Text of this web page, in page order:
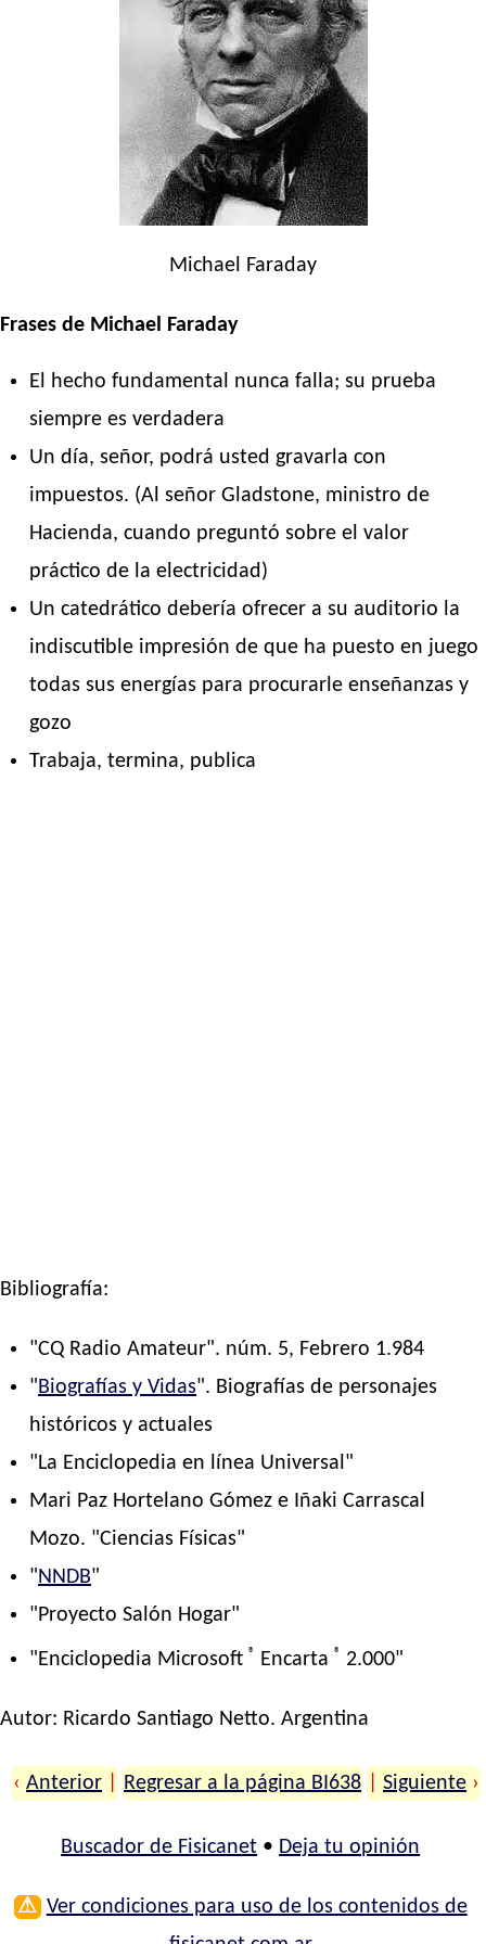
Michael Faraday
Frases de Michael Faraday
El hecho fundamental nunca falla; su prueba
siempre es verdadera
Un día, señor, podrá usted gravarla con
impuestos. (Al señor Gladstone, ministro de
Hacienda, cuando preguntó sobre el valor
práctico de la electricidad)
Un catedrático debería ofrecer a su auditorio la
indiscutible impresión de que ha puesto en juego
todas sus energías para procurarle enseñanzas y
gozo
Trabaja, termina, publica
Bibliografía:
"CQ Radio Amateur". núm. 5, Febrero 1.984
" Biografías y Vidas". Biografías de personajes
históricos y actuales
"La Enciclopedia en línea Universal"
Mari Paz Hortelano Gómez e Iñaki Carrascal
Mozo. "Ciencias Físicas"
" NNDB"
"Proyecto Salón Hogar"
"Enciclopedia Microsoft ® Encarta ® 2.000"
Autor: Ricardo Santiago Netto. Argentina
‹ Anterior Regresar a la página BI638 Siguiente ›
Buscador de Fisicanet • Deja tu opinión
⚠ Ver condiciones para uso de los contenidos de